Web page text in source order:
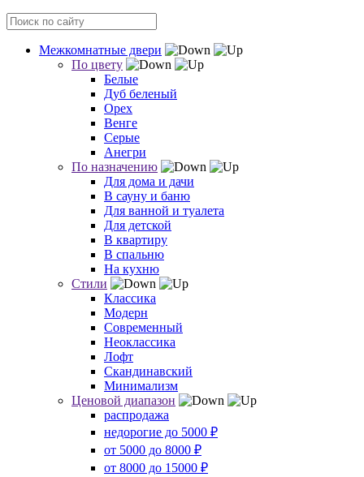
Межкомнатные двери
По цвету
Белые
Дуб беленый
Орех
Венге
Серые
Анегри
По назначению
Для дома и дачи
В сауну и баню
Для ванной и туалета
Для детской
В квартиру
В спальню
На кухню
Стили
Классика
Модерн
Современный
Неоклассика
Лофт
Скандинавский
Минимализм
Ценовой диапазон
распродажа
недорогие до 5000 ₽
от 5000 до 8000 ₽
от 8000 до 15000 ₽